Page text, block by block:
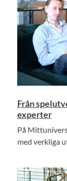
Från
experter
På
med verkliga